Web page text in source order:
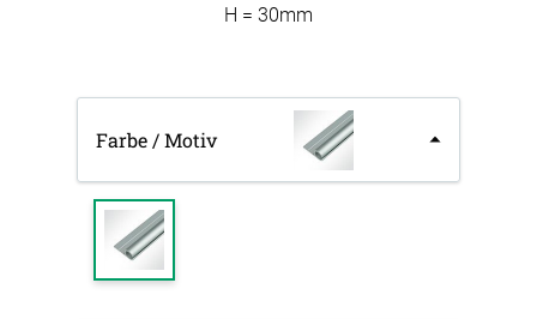
H = 30mm
Farbe / Motiv